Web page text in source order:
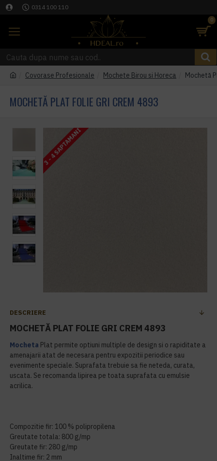
0314 100 110
0
Covorase Profesionale Mochete Birou si Horeca Mochetă
MOCHETĂ PLAT FOLIE GRI CREM 4893
3 - 4 SAPTAMANI
DESCRIERE
MOCHETĂ PLAT FOLIE GRI CREM 4893
Mocheta Plat permite optiuni multiple de design si o rapiditate a
amenajarii atat de necesara pentru expozitii periodice sau
evenimente speciale. Suprafata trebuie sa fie neteda, curata,
uscata. Se recomanda lipirea pe toata suprafata cu emulsie
acrilica.
Compozitie fir: 100 % polipropilena
Greutate totala: 800 g/mp
Greutate fir: 280 g/mp
Inaltime fir: 2 mm